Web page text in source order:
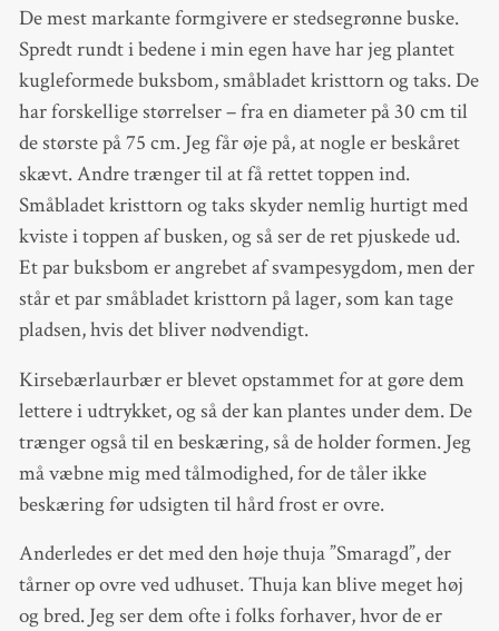
De mest markante formgivere er stedsegrønne buske.
Spredt rundt i bedene i min egen have har jeg plantet
kugleformede buksbom, småbladet kristtorn og taks. De
har forskellige størrelser – fra en diameter på 30 cm til
de største på 75 cm. Jeg får øje på, at nogle er beskåret
skævt. Andre trænger til at få rettet toppen ind.
Småbladet kristtorn og taks skyder nemlig hurtigt med
kviste i toppen af busken, og så ser de ret pjuskede ud.
Et par buksbom er angrebet af svampesygdom, men der
står et par småbladet kristtorn på lager, som kan tage
pladsen, hvis det bliver nødvendigt.
Kirsebærlaurbær er blevet opstammet for at gøre dem
lettere i udtrykket, og så der kan plantes under dem. De
trænger også til en beskæring, så de holder formen. Jeg
må væbne mig med tålmodighed, for de tåler ikke
beskæring før udsigten til hård frost er ovre.
Anderledes er det med den høje thuja ”Smaragd”, der
tårner op ovre ved udhuset. Thuja kan blive meget høj
og bred. Jeg ser dem ofte i folks forhaver, hvor de er